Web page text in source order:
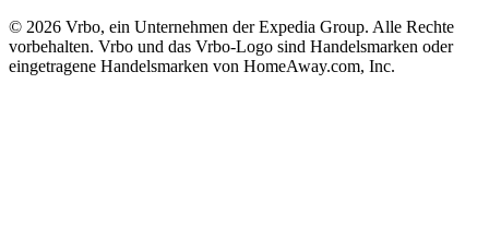
© 2026 Vrbo, ein Unternehmen der Expedia Group. Alle Rechte
vorbehalten. Vrbo und das Vrbo-Logo sind Handelsmarken oder
eingetragene Handelsmarken von HomeAway.com, Inc.